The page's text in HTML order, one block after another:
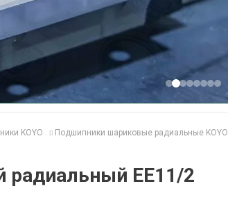
KOYO
Подшипники шариковые радиальные KOYO
EE11/2